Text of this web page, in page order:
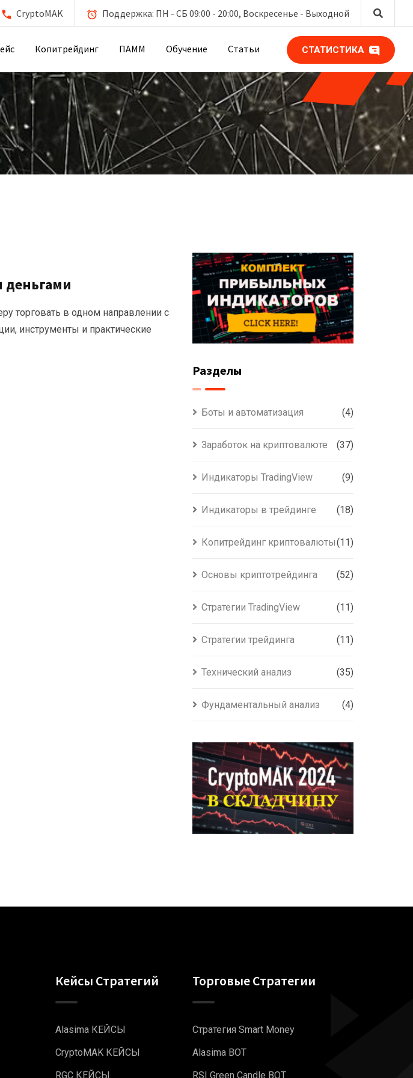
CryptoMAK Поддержка: ПН - СБ 09:00 - 20:00, Воскресенье - Выходной
Копитрейдинг ПАММ Обучение Статьи СТАТИСТИКА
деньгами
торговать в одном направлении с
инструменты и практические
Разделы
Боты и автоматизация (4)
Заработок на криптовалюте (37)
Индикаторы TradingView (9)
Индикаторы в трейдинге (18)
Копитрейдинг криптовалюты(11)
Основы криптотрейдинга (52)
Стратегии TradingView (11)
Стратегии трейдинга (11)
Технический анализ (35)
Фундаментальный анализ (4)
Кейсы Стратегий
Alasima КЕЙСЫ
CryptoMAK КЕЙСЫ
RGC КЕЙСЫ
Торговые Стратегии
Стратегия Smart Money
Alasima BOT
RSI Green Candle BOT